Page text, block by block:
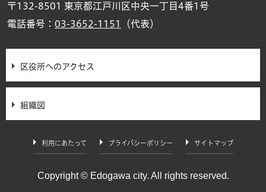
〒132-8501 東京都江戸川区中央一丁目4番1号
電話番号： 03-3652-1151 （代表）
区役所へのアクセス
組織図
利用にあたって プライバシーポリシー サイトマップ
Copyright © Edogawa city. All rights reserved.